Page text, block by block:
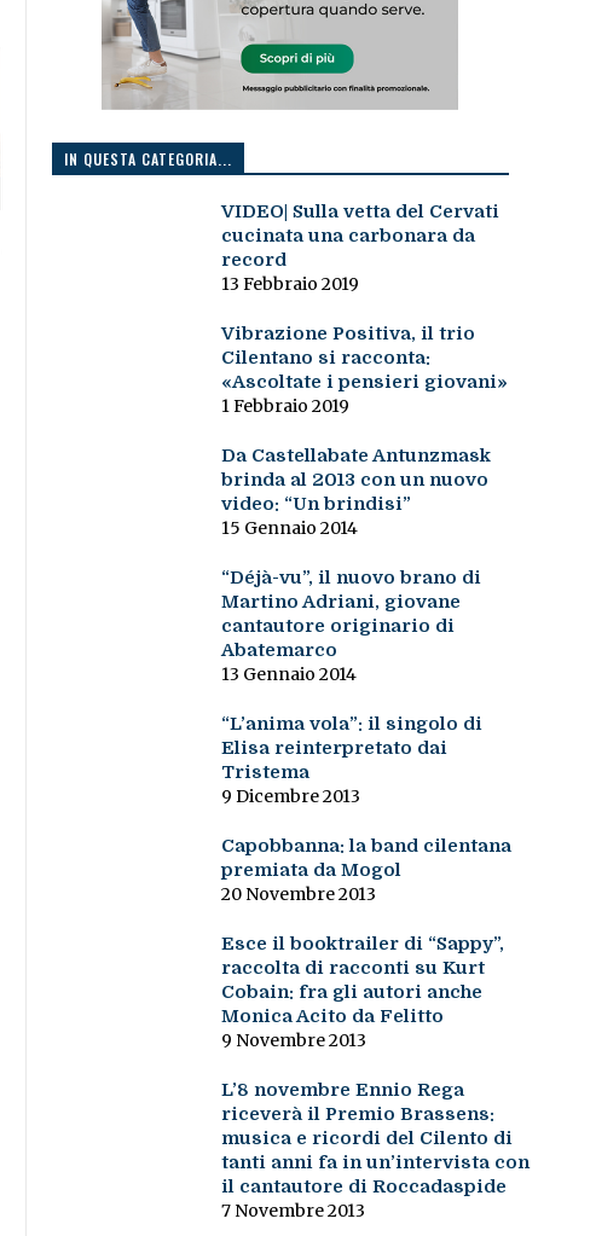
IN QUESTA CATEGORIA...
VIDEO| Sulla vetta del Cervati
cucinata una carbonara da
record
13 Febbraio 2019
Vibrazione Positiva, il trio
Cilentano si racconta:
«Ascoltate i pensieri giovani»
1 Febbraio 2019
Da Castellabate Antunzmask
brinda al 2013 con un nuovo
video: “Un brindisi”
15 Gennaio 2014
“Déjà-vu”, il nuovo brano di
Martino Adriani, giovane
cantautore originario di
Abatemarco
13 Gennaio 2014
“L’anima vola”: il singolo di
Elisa reinterpretato dai
Tristema
9 Dicembre 2013
Capobbanna: la band cilentana
premiata da Mogol
20 Novembre 2013
Esce il booktrailer di “Sappy”,
raccolta di racconti su Kurt
Cobain: fra gli autori anche
Monica Acito da Felitto
9 Novembre 2013
L’8 novembre Ennio Rega
riceverà il Premio Brassens:
musica e ricordi del Cilento di
tanti anni fa in un’intervista con
il cantautore di Roccadaspide
7 Novembre 2013